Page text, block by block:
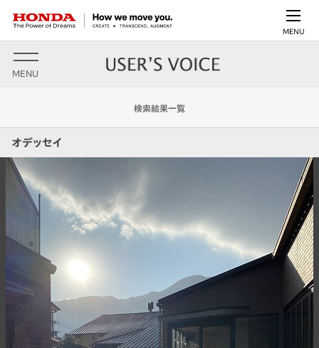
MENU
MENU
検索結果一覧
オデッセイ